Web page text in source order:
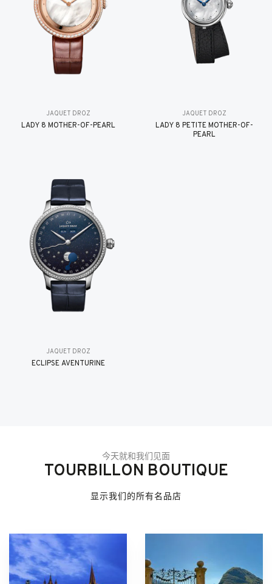
JAQUET DROZ
LADY 8 MOTHER-OF-PEARL
JAQUET DROZ
LADY 8 PETITE MOTHER-OF-
PEARL
JAQUET DROZ
ÉCLIPSE AVENTURINE
今天就和我们见面
TOURBILLON BOUTIQUE
显示我们的所有名品店